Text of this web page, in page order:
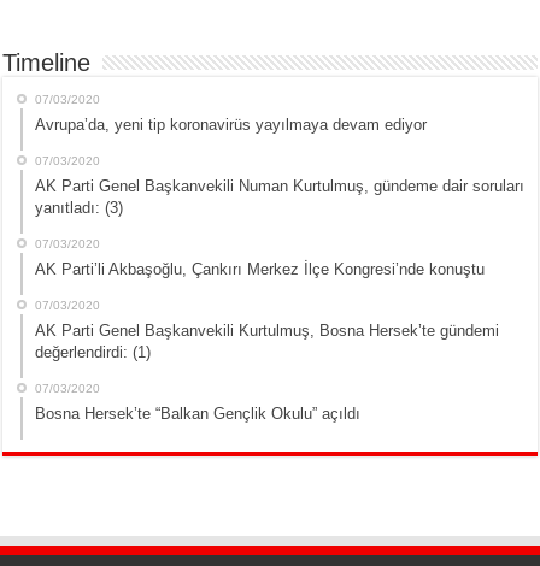
Timeline
07/03/2020
Avrupa’da, yeni tip koronavirüs yayılmaya devam ediyor
07/03/2020
AK Parti Genel Başkanvekili Numan Kurtulmuş, gündeme dair soruları
yanıtladı: (3)
07/03/2020
AK Parti’li Akbaşoğlu, Çankırı Merkez İlçe Kongresi’nde konuştu
07/03/2020
AK Parti Genel Başkanvekili Kurtulmuş, Bosna Hersek’te gündemi
değerlendirdi: (1)
07/03/2020
Bosna Hersek’te “Balkan Gençlik Okulu” açıldı